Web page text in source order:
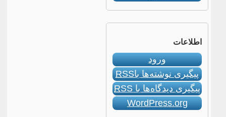
اطلاعات
ورود
پیگیری نوشته‌ها باRSS
پیگیری دیدگاه‌ها باRSS
WordPress.org